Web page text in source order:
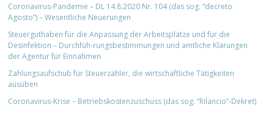
Coronavirus-Pandemie – DL 14.8.2020 Nr. 104 (das sog. “decreto
Agosto”) – Wesentliche Neuerungen
Steuerguthaben für die Anpassung der Arbeitsplätze und für die
Desinfektion – Durchfüh-rungsbestimmungen und amtliche Klärungen
der Agentur für Einnahmen
Zahlungsaufschub für Steuerzahler, die wirtschaftliche Tätigkeiten
ausüben
Coronavirus-Krise – Betriebskostenzuschuss (das sog. “Rilancio”-Dekret)